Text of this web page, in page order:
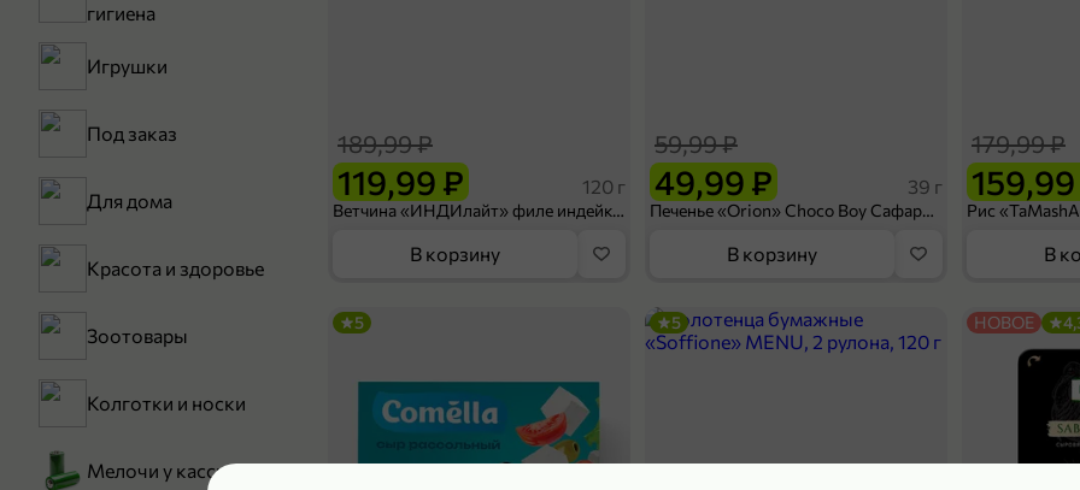
гигиена
Игрушки
Под заказ
Для дома
Красота и здоровье
Зоотовары
Колготки и носки
Мелочи у кассы
119,99 ₽
189,99 ₽
120 г
Ветчина «ИНДИлайт» филе индейки Мраморное, в нарезке, 120 г
В корзину
49,99 ₽
59,99 ₽
39 г
Печенье «Orion» Choco Boy Сафари кокос, 39 г
В корзину
179,99 ₽
В
5 5 НОВОЕ